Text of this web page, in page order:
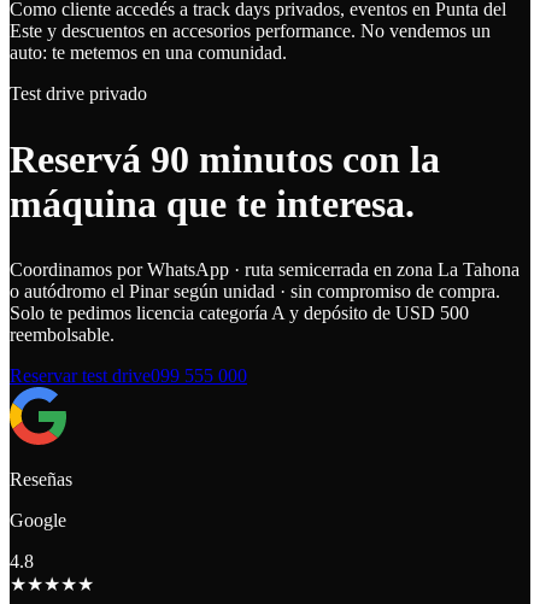
Como cliente accedés a track days privados, eventos en Punta del
Este y descuentos en accesorios performance. No vendemos un
auto: te metemos en una comunidad.
Test drive privado
Reservá 90 minutos con la
máquina que te interesa.
Coordinamos por WhatsApp · ruta semicerrada en zona La Tahona
o autódromo el Pinar según unidad · sin compromiso de compra.
Solo te pedimos licencia categoría A y depósito de USD 500
reembolsable.
Reservar test drive099 555 000
Reseñas
Google
4.8
★★★★★